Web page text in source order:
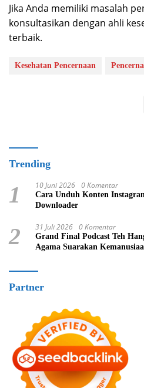
Jika Anda memiliki masalah
konsultasikan dengan ahli
terbaik.
Kesehatan Pencernaan
Trending
1 10 Juni 2026 0 Komentar
Cara Unduh Konten
Downloader
2 31 Juli 2026 0 Komentar
Grand Final Podcast Teh
Agama Suarakan
Partner